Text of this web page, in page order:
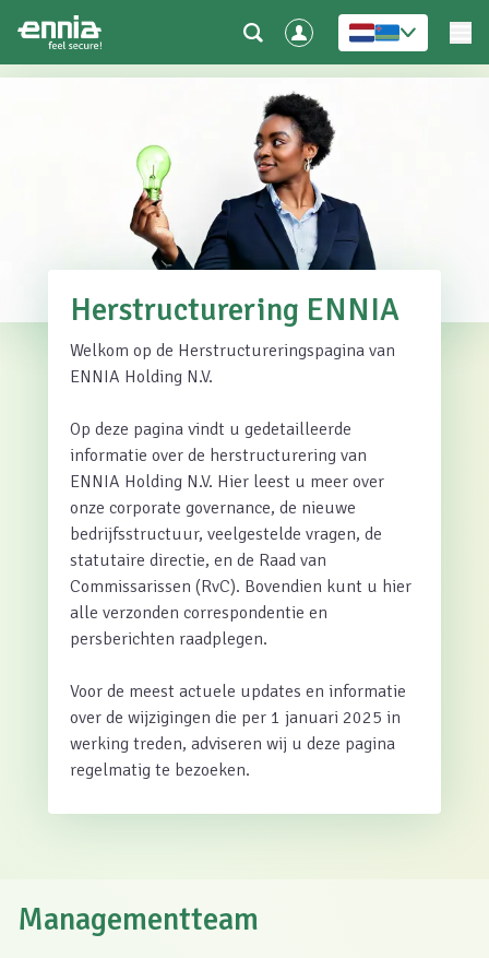
Herstructurering ENNIA
Welkom op de Herstructureringspagina van
ENNIA Holding N.V.
Op deze pagina vindt u gedetailleerde
informatie over de herstructurering van
ENNIA Holding N.V. Hier leest u meer over
onze corporate governance, de nieuwe
bedrijfsstructuur, veelgestelde vragen, de
statutaire directie, en de Raad van
Commissarissen (RvC). Bovendien kunt u hier
alle verzonden correspondentie en
persberichten raadplegen.
Voor de meest actuele updates en informatie
over de wijzigingen die per 1 januari 2025 in
werking treden, adviseren wij u deze pagina
regelmatig te bezoeken.
Managementteam